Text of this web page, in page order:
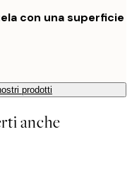
con una superficie
prodotti
anche